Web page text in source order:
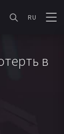
RU
в